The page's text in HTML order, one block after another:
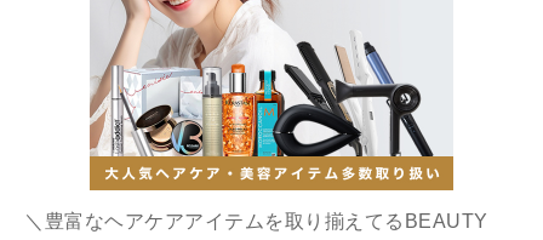
＼豊富なヘアケアアイテムを取り揃えてるBEAUTY